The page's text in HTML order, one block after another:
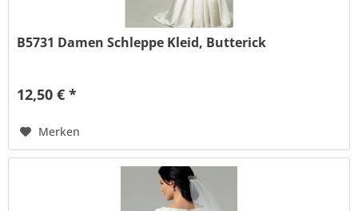
B5731 Damen Schleppe Kleid, Butterick
12,50 € *
Merken